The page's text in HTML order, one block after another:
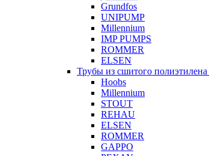
Grundfos
UNIPUMP
Millennium
IMP PUMPS
ROMMER
ELSEN
Трубы из сшитого полиэтилена
Hoobs
Millennium
STOUT
REHAU
ELSEN
ROMMER
GAPPO